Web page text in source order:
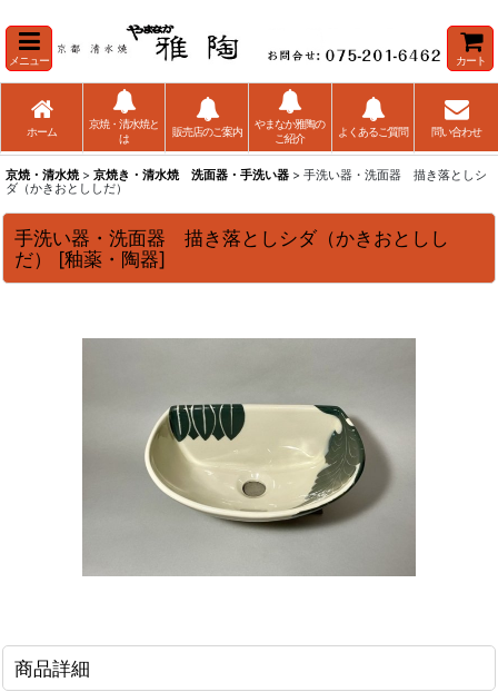
京焼・清水焼> 京焼き・清水焼 洗面器・手洗い器 > 手洗い器・洗面器 描き落としシ
ダ（かきおとししだ）
メニュー カート
ホーム
京焼・清水焼と
は
販売店のご案内
やまなか雅陶の
ご紹介
よくあるご質問 問い合わせ
手洗い器・洗面器 描き落としシダ（かきおとしし
だ）
[釉薬・陶器]
商品詳細